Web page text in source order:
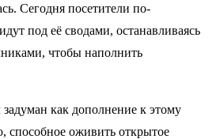
Сегодня посетители по-
под её сводами, останавливаясь
чтобы наполнить
как дополнение к этому
оживить открытое